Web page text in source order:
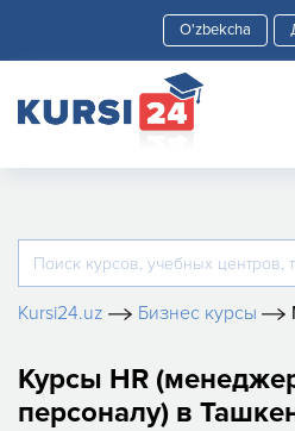
Kursi24.uz Бизнес курсы
Курсы HR
персоналу) в